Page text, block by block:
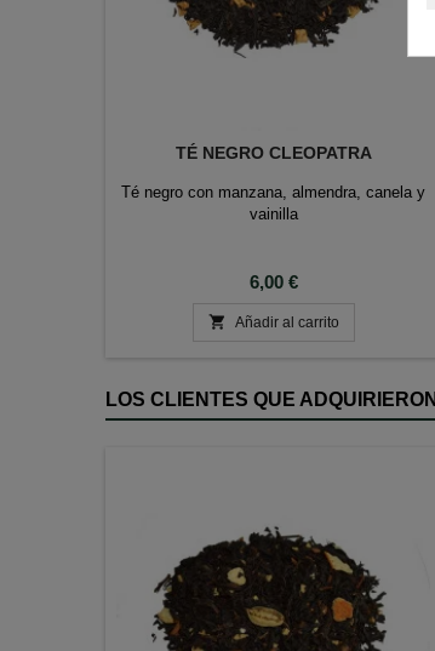
TÉ NEGRO CLEOPATRA
Té negro con manzana, almendra, canela y
vainilla
Precio
6,00 €
 Añadir al carrito
LOS CLIENTES QUE